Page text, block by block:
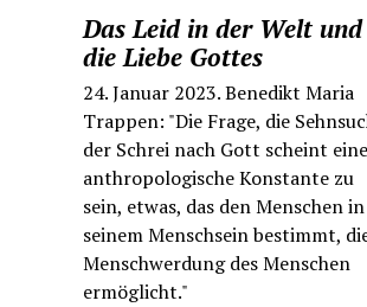
Das Leid in der Welt und
die Liebe Gottes
24. Januar 2023. Benedikt Maria
Trappen: "Die Frage, die
der Schrei nach Gott scheint eine
anthropologische Konstante zu
sein, etwas, das den Menschen in
seinem Menschsein bestimmt,
Menschwerdung des Menschen
ermöglicht."